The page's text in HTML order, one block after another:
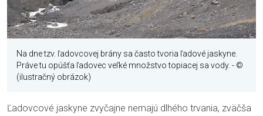
Na dne tzv. ľadovcovej brány sa často tvoria ľadové jaskyne.
Práve tu opúšťa ľadovec veľké množstvo topiacej sa vody. - ©
(ilustračný obrázok)
Ľadovcové jaskyne zvyčajne nemajú dlhého trvania, zväčša